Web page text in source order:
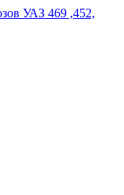
УАЗ 469 ,452,